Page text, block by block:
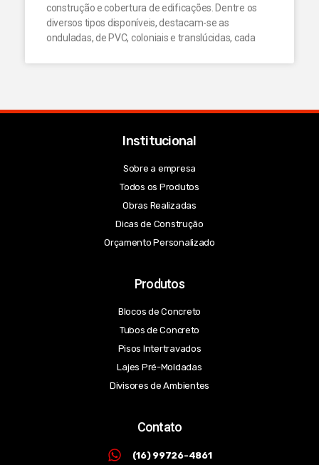
construção e cobertura de edificações. Dentre os
diversos tipos disponíveis, destacam-se as
onduladas, de PVC, coloniais e translúcidas, cada
Institucional
Sobre a empresa
Todos os Produtos
Obras Realizadas
Dicas de Construção
Orçamento Personalizado
Produtos
Blocos de Concreto
Tubos de Concreto
Pisos Intertravados
Lajes Pré-Moldadas
Divisores de Ambientes
Contato
(16) 99726-4861